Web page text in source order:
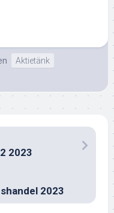
Aktietänk
2023
2023